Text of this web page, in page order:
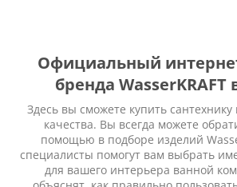
Официальный
бренда WasserKRAFT
Здесь вы сможете купить сантехнику
качества. Вы всегда можете
помощью в подборе изделий
специалисты помогут вам выбрать
для вашего интерьера ванной